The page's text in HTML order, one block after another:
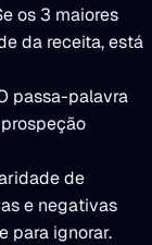
os 3 maiores
da receita, está
passa-palavra
de
e negativas
para ignorar.